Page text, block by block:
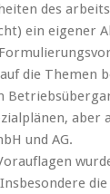
des
ein eigener
die Themen
aber
und AG.